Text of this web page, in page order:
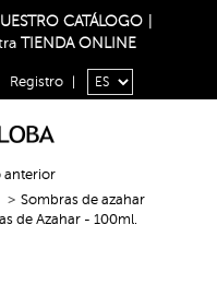
CATÁLOGO
TIENDA ONLINE
Registro
anterior
Sombras de azahar
de Azahar - 100ml.